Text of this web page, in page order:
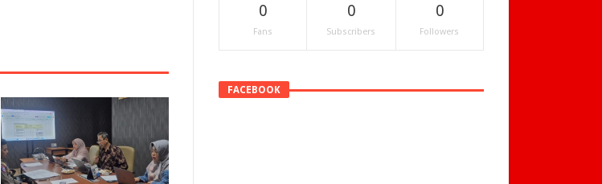
0
Fans
0
Subscribers
0
Followers
FACEBOOK